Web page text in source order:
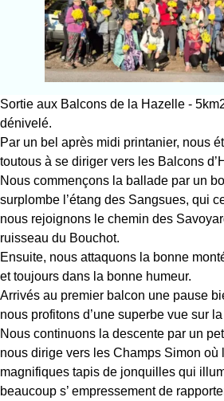
Sortie aux Balcons de la Hazelle -
dénivelé.
Par un bel après midi printanier, nous
toutous à se diriger vers les Balcons
Nous commençons la ballade par un
surplombe l’étang des Sangsues, qui
nous rejoignons le chemin des
ruisseau du Bouchot.
Ensuite, nous attaquons la bonne
et toujours dans la bonne humeur.
Arrivés au premier balcon une pause
nous profitons d’une superbe vue sur
Nous continuons la descente par un
nous dirige vers les Champs Simon où
magnifiques tapis de jonquilles qui
beaucoup s’ empressement de